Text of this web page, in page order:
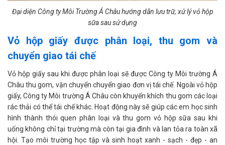
Đại diện Công ty Môi Trường Á Châu hướng dẫn lưu trữ, xử lý vỏ hộp
sữa sau sử dụng
Vỏ hộp giấy được phân loại, thu gom và
chuyển giao tái chế
Vỏ hộp giấy sau khi được phân loại sẽ được Công ty Môi trường Á
Châu thu gom, vận chuyển chuyển giao đơn vị tái chế. Ngoài vỏ hộp
giấy, Công ty Môi trường Á Châu còn khuyến khích thu gom các loại
rác thải có thể tái chế khác. Hoạt động này sẽ giúp các em học sinh
hình thành thói quen phân loại và thu gom vỏ hộp sữa sau khi
uống không chỉ tại trường mà còn tại gia đình và lan tỏa ra toàn xã
hội. Tạo môi trường học tập và sinh hoạt xanh - sạch - đẹp - an